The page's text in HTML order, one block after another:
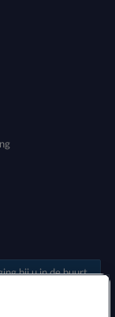
bij u in de buurt.